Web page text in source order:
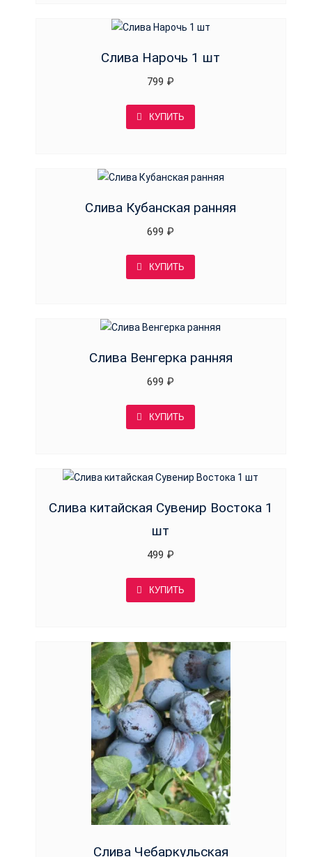
Слива Нарочь 1 шт
799 ₽
КУПИТЬ
Слива Кубанская ранняя
699 ₽
КУПИТЬ
Слива Венгерка ранняя
699 ₽
КУПИТЬ
Слива китайская Сувенир Востока 1
шт
499 ₽
КУПИТЬ
Слива Чебаркульская